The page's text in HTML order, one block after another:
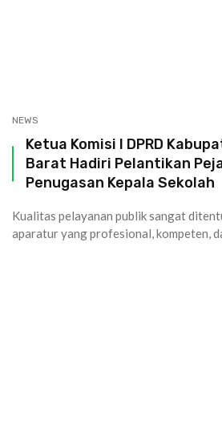
NEWS
Ketua Komisi I DPRD
Barat Hadiri Pelantikan
Penugasan Kepala Sekolah
Kualitas pelayanan publik sangat
aparatur yang profesional, kompeten,